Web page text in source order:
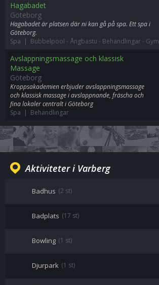
Hagabadet
Göteborg
Hagabadet är platsen där ni kan gå på spa. Ett spa i
Göteborg.
Spa | Bubbelpool - Ångbastu - Behandlingar- Gym
Avslappningsmassage och klassisk
Massage
Göteborg
Kroppsakademien erbjuder avslappningsmassage
och klassisk massage i avslappnande, fräscha och
fina lokaler centralt i Göteborg
Spa | Behandlingar
Aktiviteter i Varberg
Badhus (2 st)
Badplats (17 st)
Bowling (1 st)
Djurpark (1 st)